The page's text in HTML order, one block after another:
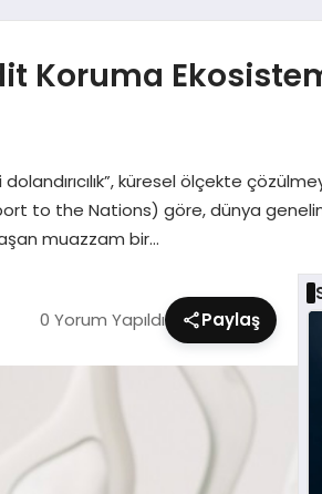
Koruma
küresel ölçekte
to the Nations) göre, dünya
muazzam bir…
0 Yorum Yapıldı Paylaş